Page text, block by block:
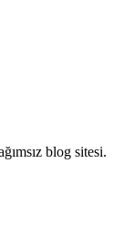
blog sitesi.